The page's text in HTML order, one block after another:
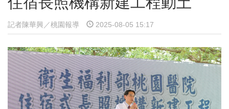
記者陳華興／桃園報導 2025-08-05 15:17